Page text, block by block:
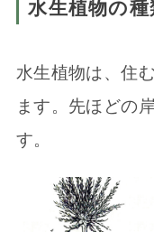
水生植物の種
水生植物は、住
ます。先ほどの
す。